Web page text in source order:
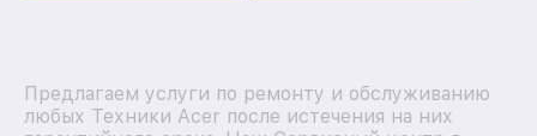
Предлагаем услуги по ремонту и обслуживанию
любых Техники Acer после истечения на них